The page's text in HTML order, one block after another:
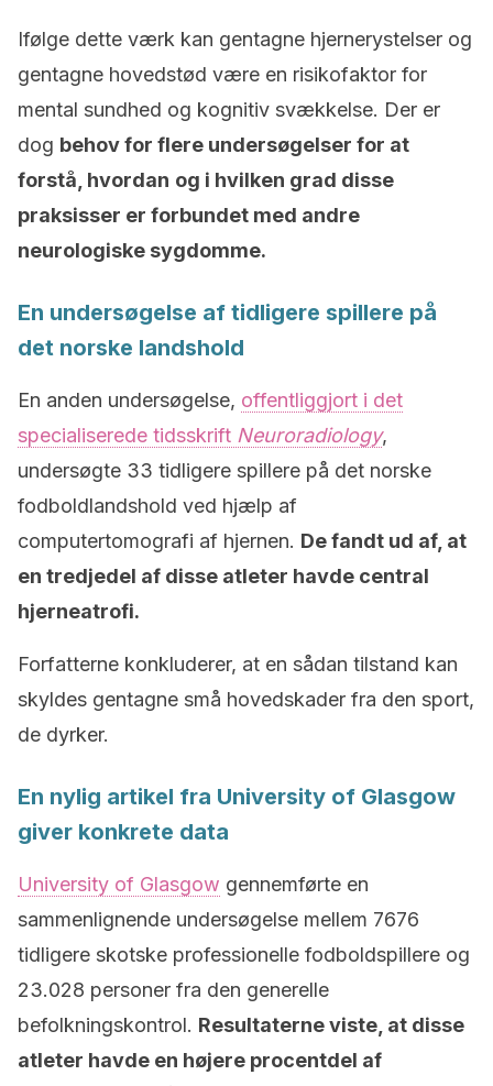
Ifølge dette værk kan gentagne hjernerystelser og
gentagne hovedstød være en risikofaktor for
mental sundhed og kognitiv svækkelse. Der er
dog behov for flere undersøgelser for at
forstå, hvordan og i hvilken grad disse
praksisser er forbundet med andre
neurologiske sygdomme.
En undersøgelse af tidligere spillere på
det norske landshold
En anden undersøgelse, offentliggjort i det
specialiserede tidsskrift Neuroradiology,
undersøgte 33 tidligere spillere på det norske
fodboldlandshold ved hjælp af
computertomografi af hjernen. De fandt ud af, at
en tredjedel af disse atleter havde central
hjerneatrofi.
Forfatterne konkluderer, at en sådan tilstand kan
skyldes gentagne små hovedskader fra den sport,
de dyrker.
En nylig artikel fra University of Glasgow
giver konkrete data
University of Glasgow gennemførte en
sammenlignende undersøgelse mellem 7676
tidligere skotske professionelle fodboldspillere og
23.028 personer fra den generelle
befolkningskontrol. Resultaterne viste, at disse
atleter havde en højere procentdel af